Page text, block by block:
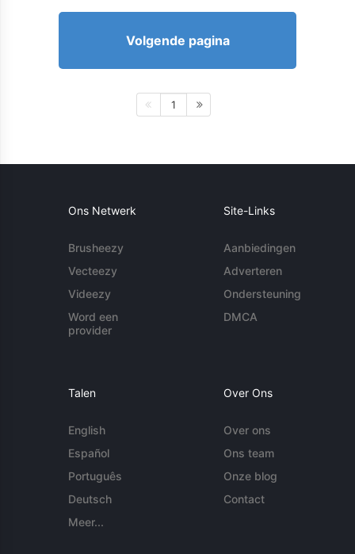
Volgende pagina
1
Ons Netwerk
Brusheezy
Vecteezy
Videezy
Word een
provider
Site-Links
Aanbiedingen
Adverteren
Ondersteuning
DMCA
Talen
English
Español
Português
Deutsch
Meer...
Over Ons
Over ons
Ons team
Onze blog
Contact